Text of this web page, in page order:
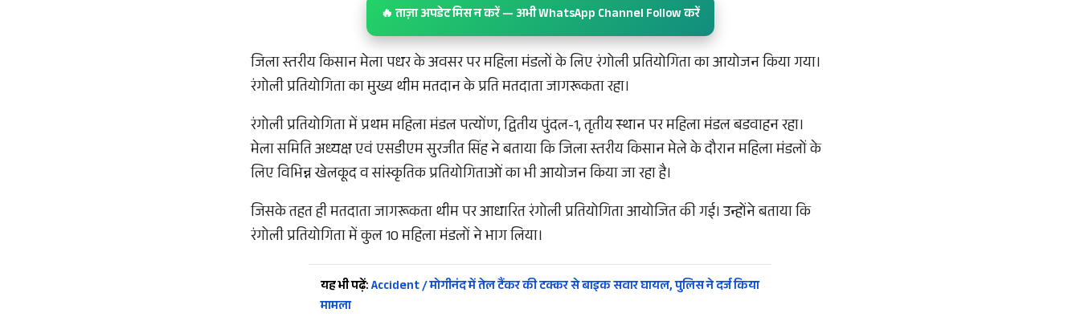
🔥 ताज़ा अपडेट मिस न करें — अभी WhatsApp Channel Follow करें
जिला स्तरीय किसान मेला पधर के अवसर पर महिला मंडलों के लिए रंगोली प्रतियोगिता का आयोजन किया गया।
रंगोली प्रतियोगिता का मुख्य थीम मतदान के प्रति मतदाता जागरूकता रहा।
रंगोली प्रतियोगिता में प्रथम महिला मंडल पत्योंण, द्वितीय पुंदल-1, तृतीय स्थान पर महिला मंडल बडवाहन रहा।
मेला समिति अध्यक्ष एवं एसडीएम सुरजीत सिंह ने बताया कि जिला स्तरीय किसान मेले के दौरान महिला मंडलों के
लिए विभिन्न खेलकूद व सांस्कृतिक प्रतियोगिताओं का भी आयोजन किया जा रहा है।
जिसके तहत ही मतदाता जागरूकता थीम पर आधारित रंगोली प्रतियोगिता आयोजित की गई। उन्होंने बताया कि
रंगोली प्रतियोगिता में कुल 10 महिला मंडलों ने भाग लिया।
यह भी पढ़ें:Accident / मोगीनंद में तेल टैंकर की टक्कर से बाइक सवार घायल, पुलिस ने दर्ज किया
मामला